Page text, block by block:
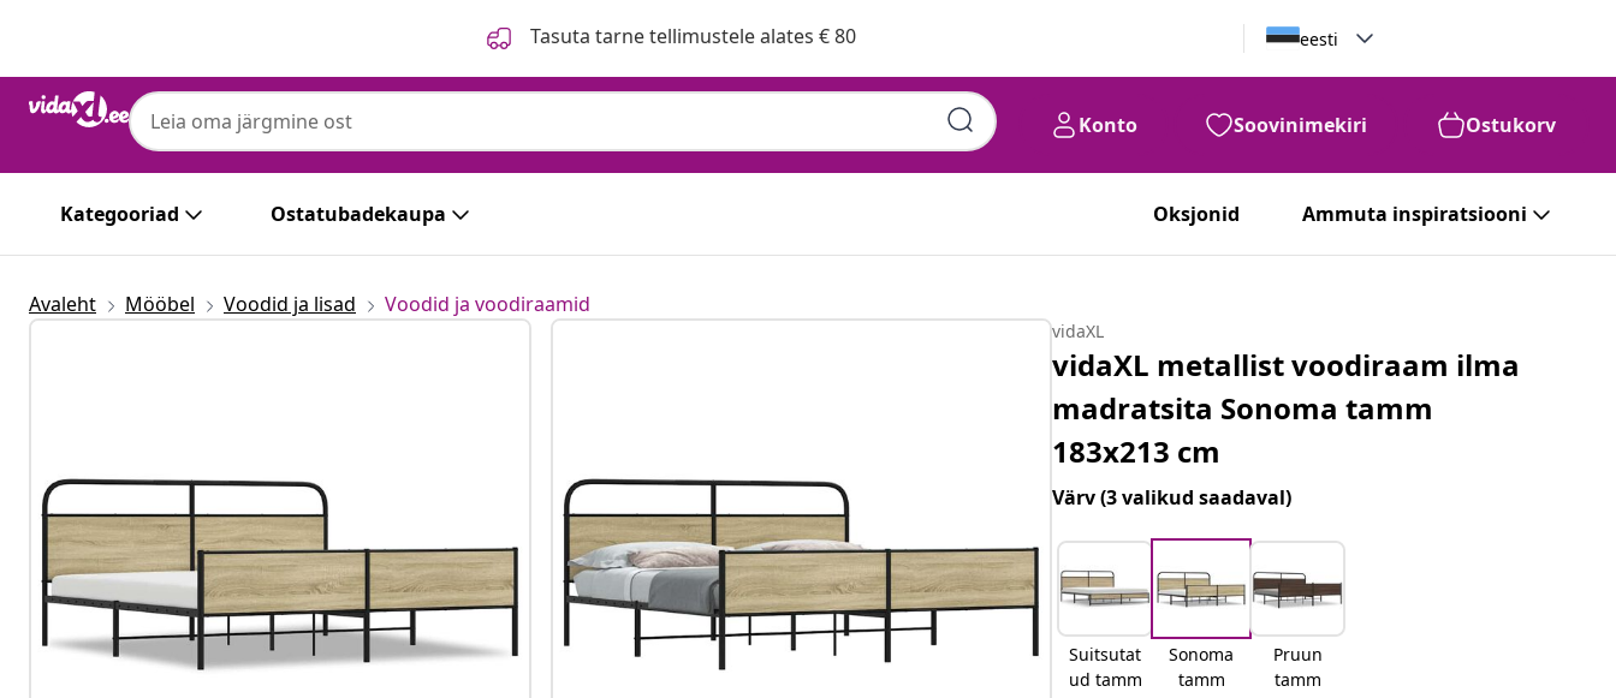
Tasuta tarne tellimustele alates € 80 eesti
Konto Soovinimekiri Ostukorv
Kategooriad Ostatubadekaupa Oksjonid Ammuta inspiratsiooni
Avaleht Mööbel Voodid ja lisad Voodid ja voodiraamid
vidaXL
vidaXL metallist voodiraam ilma
madratsita Sonoma tamm
183x213 cm
Värv(3 valikud saadaval)
Suitsutat
ud tamm
Sonoma
tamm
Pruun
tamm